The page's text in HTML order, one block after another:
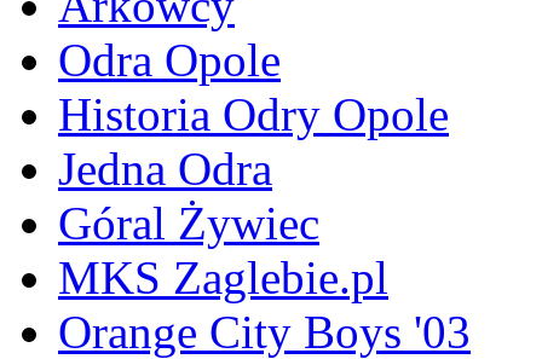
Odra Opole
Historia Odry Opole
Jedna Odra
Góral Żywiec
MKS Zaglebie.pl
Orange City Boys '03